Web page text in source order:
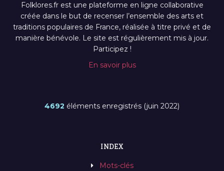
Folklores.fr est une plateforme en ligne collaborative
créée dans le but de recenser l’ensemble des arts et
traditions populaires de France, réalisée à titre privé et de
manière bénévole. Le site est régulièrement mis à jour.
Participez !
En savoir plus
4692 éléments enregistrés (juin 2022)
INDEX
Mots-clés